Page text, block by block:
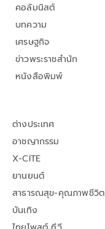
คอลัมนิสต์
บทความ
เศรษฐกิจ
ข่าวพระราชสำนัก
หนังสือพิมพ์
ต่างประเทศ
อาชญากรรม
X-CITE
ยานยนต์
สาธารณสุข-คุณภาพชีวิต
บันเทิง